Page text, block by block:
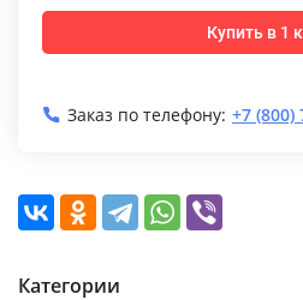
Купить в 1
Заказ по телефону: +7 (800)
Категории